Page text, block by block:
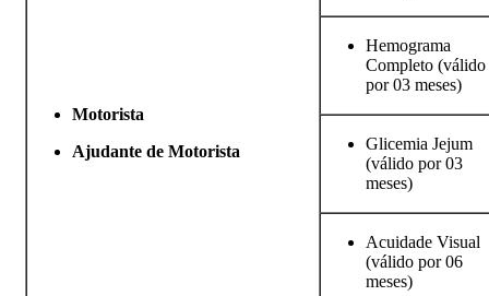
Motorista
Ajudante de Motorista
Hemograma
Completo (válido
por 03 meses)
Glicemia Jejum
(válido por 03
meses)
Acuidade Visual
(válido por 06
meses)